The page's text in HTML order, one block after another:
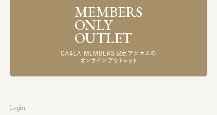
MEMBERS
ONLY
OUTLET
CA4LA MEMBERS限定アクセスの
オンラインアウトレット
Login